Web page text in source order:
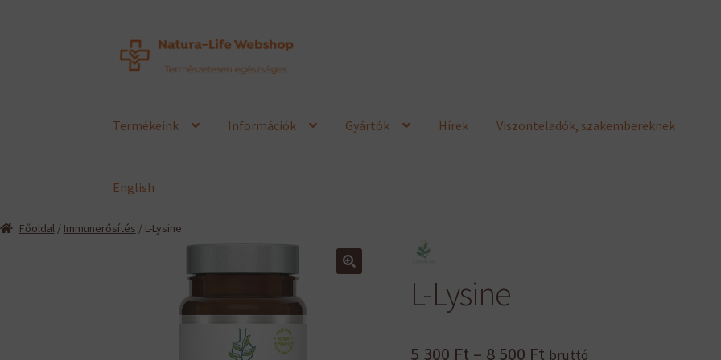
Ugrás
Kilépés
Termékeink Információk Gyártók Hírek Viszonteladók, szakembereknek
English
Főoldal/ Immunerősítés / L-Lysine
L-Lysine
5 300 Ft – 8 500 Ft Ártartomány:
bruttó